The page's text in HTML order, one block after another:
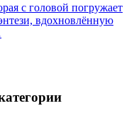
с головой погружает
вдохновлённую